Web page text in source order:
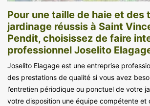
Pour une taille de haie et des
jardinage réussis à Saint
Pendit, choisissez de faire
professionnel Joselito
Joselito Elagage est une entreprise
des prestations de qualité si vous avez
l’entretien périodique ou ponctuel de votre
votre disposition une équipe compétente et